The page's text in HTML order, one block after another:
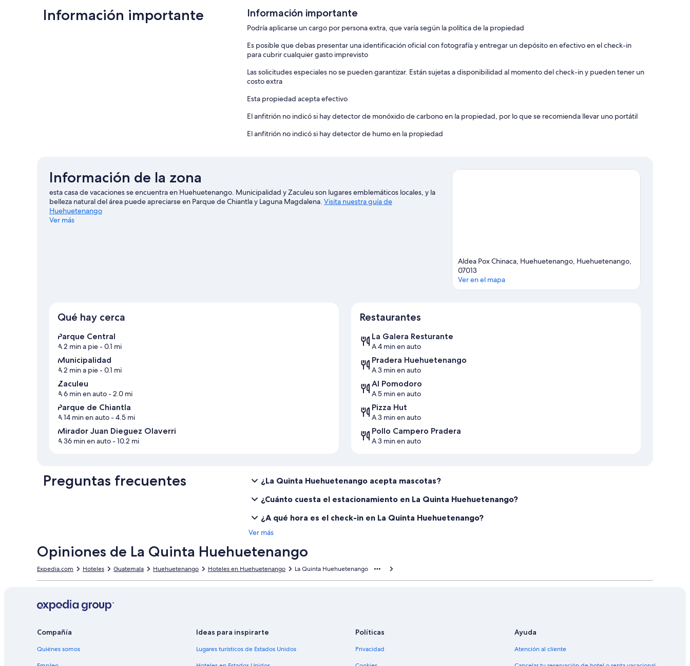
Información importante Información importante
Podría aplicarse un cargo por persona extra, que varía según la política de la propiedad
Es posible que debas presentar una identificación oficial con fotografía y entregar un depósito en efectivo en el check-in
para cubrir cualquier gasto imprevisto
Las solicitudes especiales no se pueden garantizar. Están sujetas a disponibilidad al momento del check-in y pueden tener un
costo extra
Esta propiedad acepta efectivo
El anfitrión no indicó si hay detector de monóxido de carbono en la propiedad, por lo que se recomienda llevar uno portátil
El anfitrión no indicó si hay detector de humo en la propiedad
Información de la zona
esta casa de vacaciones se encuentra en Huehuetenango. Municipalidad y Zaculeu son lugares emblemáticos locales, y la
belleza natural del área puede apreciarse en Parque de Chiantla y Laguna Magdalena. Visita nuestra guía de
Huehuetenango
Ver más
Aldea Pox Chinaca, Huehuetenango, Huehuetenango,
07013
Ver en el mapa
Qué hay cerca
Parque Central
A 2 min a pie- 0.1 mi
Municipalidad
A 2 min a pie- 0.1 mi
Zaculeu
A 6 min en auto- 2.0 mi
Parque de Chiantla
A 14 min en auto- 4.5 mi
Mirador Juan Dieguez Olaverri
A 36 min en auto- 10.2 mi
Restaurantes
La Galera Resturante
A 4 min en auto
Pradera Huehuetenango
A 3 min en auto
Al Pomodoro
A 5 min en auto
Pizza Hut
A 3 min en auto
Pollo Campero Pradera
A 3 min en auto
Preguntas frecuentes
¿La Quinta Huehuetenango acepta mascotas?
¿Cuánto cuesta el estacionamiento en La Quinta Huehuetenango?
¿A qué hora es el check-in en La Quinta Huehuetenango?
Ver más
Opiniones de La Quinta Huehuetenango
La Quinta Huehuetenango
Hoteles en Huehuetenango
Huehuetenango
Guatemala
Hoteles
Expedia.com
Compañía
Quiénes somos
Ideas para inspirarte
Lugares turísticos de Estados Unidos
Políticas
Privacidad
Ayuda
Atención al cliente